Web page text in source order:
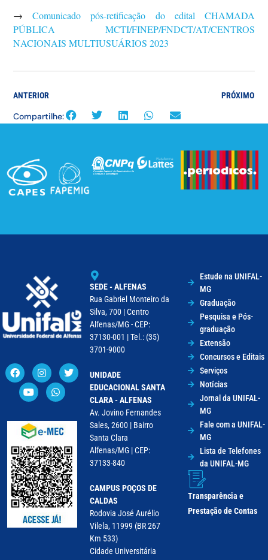
→
Comunicado pós-retificação do edital CHAMADA
PÚBLICA MCTI/FINEP/FNDCT/AT/CENTROS
NACIONAIS MULTIUSUÁRIOS 2023
ANTERIOR PRÓXIMO
Compartilhe:
SEDE - ALFENAS
Rua Gabriel Monteiro da
Silva, 700 | Centro
Alfenas/MG - CEP:
37130-001 | Tel.: (35)
3701-9000
UNIDADE
EDUCACIONAL SANTA
CLARA - ALFENAS
Av. Jovino Fernandes
Sales, 2600 | Bairro
Santa Clara
Alfenas/MG | CEP:
37133-840
CAMPUS POÇOS DE
CALDAS
Rodovia José Aurélio
Vilela, 11999 (BR 267
Km 533)
Cidade Universitária
Estude na UNIFAL-
MG
Graduação
Pesquisa e Pós-
graduação
Extensão
Concursos e Editais
Serviços
Notícias
Jornal da UNIFAL-
MG
Fale com a UNIFAL-
MG
Lista de Telefones
da UNIFAL-MG
Transparência e
Prestação de Contas